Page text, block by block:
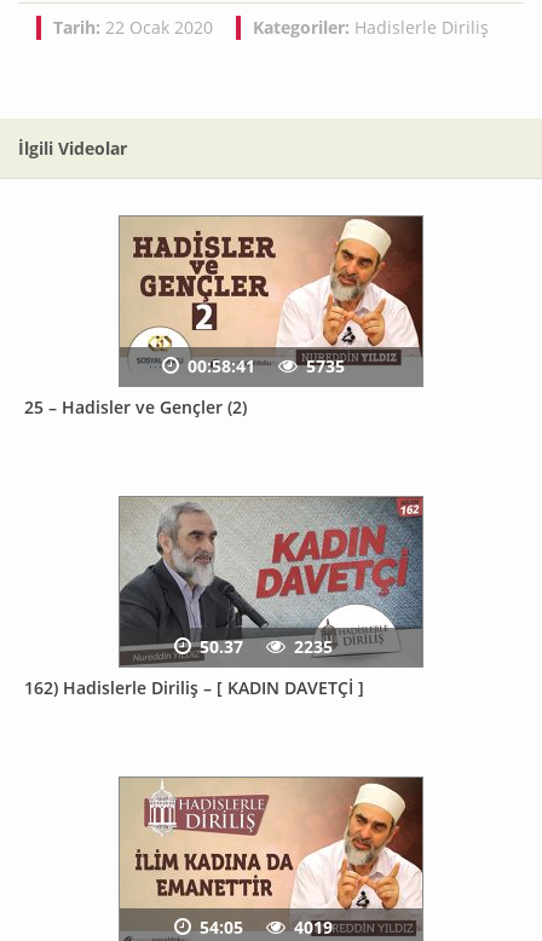
Tarih: 22 Ocak 2020 Kategoriler: Hadislerle Diriliş
İlgili Videolar
25 – Hadisler ve Gençler (2)
00:58:41 5735
162) Hadislerle Diriliş – [ KADIN DAVETÇİ ]
50.37 2235
54:05 4019